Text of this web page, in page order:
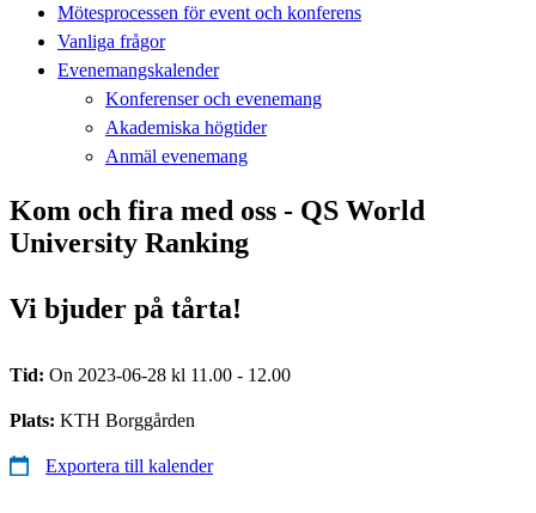
Mötesprocessen för event och konferens
Vanliga frågor
Evenemangskalender
Konferenser och evenemang
Akademiska högtider
Anmäl evenemang
Kom och fira med oss - QS World
University Ranking
Vi bjuder på tårta!
Tid: On 2023-06-28 kl 11.00 - 12.00
Plats: KTH Borggården
Exportera till kalender